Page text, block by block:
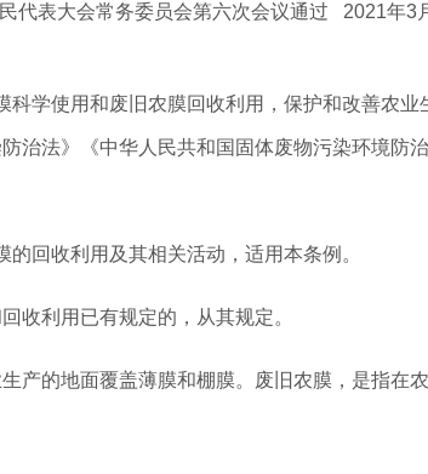
代表大会常务委员会第六次会议通过 2021年3
学使用和废旧农膜回收利用，保护和改善农
治法》《中华人民共和国固体废物污染环境防
收利用及其相关活动，适用本条例。
利用已有规定的，从其规定。
的地面覆盖薄膜和棚膜。废旧农膜，是指在农